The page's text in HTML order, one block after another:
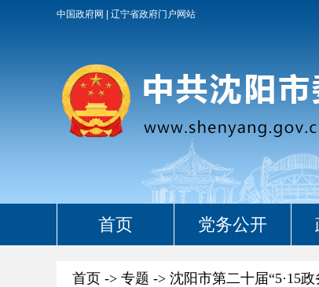
中国政府网 辽宁省政府门户网站
首页 党务公开
首页 -> 专题 -> 沈阳市第二十届“5·15